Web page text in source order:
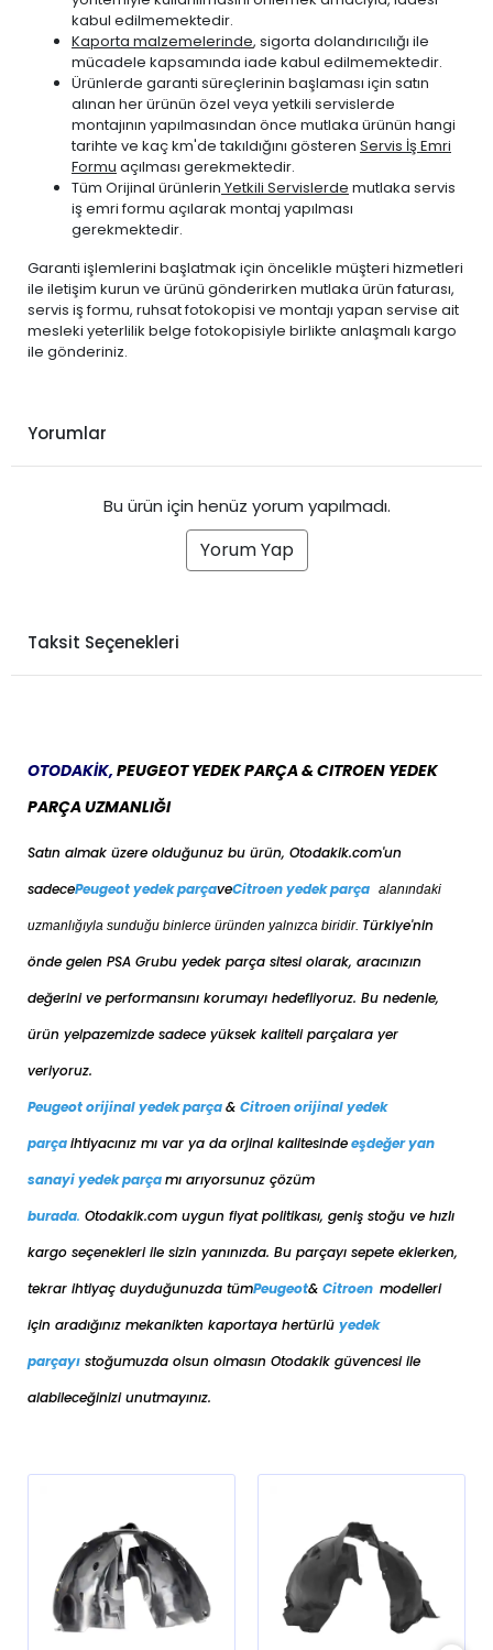
kabul edilmemektedir.
Kaporta malzemelerinde, sigorta dolandırıcılığı ile
mücadele kapsamında iade kabul edilmemektedir.
Ürünlerde garanti süreçlerinin başlaması için satın
alınan her ürünün özel veya yetkili servislerde
montajının yapılmasından önce mutlaka ürünün hangi
tarihte ve kaç km'de takıldığını gösteren Servis İş Emri
Formu açılması gerekmektedir.
Tüm Orijinal ürünlerin Yetkili Servislerde mutlaka servis
iş emri formu açılarak montaj yapılması
gerekmektedir.
Garanti işlemlerini başlatmak için öncelikle müşteri hizmetleri
ile iletişim kurun ve ürünü gönderirken mutlaka ürün faturası,
servis iş formu, ruhsat fotokopisi ve montajı yapan servise ait
mesleki yeterlilik belge fotokopisiyle birlikte anlaşmalı kargo
ile gönderiniz.
Yorumlar
Bu ürün için henüz yorum yapılmadı.
Yorum Yap
Taksit Seçenekleri
OTODAKİK, PEUGEOT YEDEK PARÇA & CITROEN YEDEK
PARÇA UZMANLIĞI
Satın almak üzere olduğunuz bu ürün, Otodakik.com'un
sadecePeugeot yedek parçaveCitroen yedek parça alanındaki
uzmanlığıyla sunduğu binlerce üründen yalnızca biridir. Türkiye'nin
önde gelen PSA Grubu yedek parça sitesi olarak, aracınızın
değerini ve performansını korumayı hedefliyoruz. Bu nedenle,
ürün yelpazemizde sadece yüksek kaliteli parçalara yer
veriyoruz.
Peugeot orijinal yedek parça& Citroen orijinal yedek
parçaihtiyacınız mı var ya da orjinal kalitesindeeşdeğeryan
sanayi yedek parçamı arıyorsunuz çözüm
burada. Otodakik.com uygun fiyat politikası, geniş stoğu ve hızlı
kargo seçenekleri ile sizin yanınızda. Bu parçayı sepete eklerken,
tekrar ihtiyaç duyduğunuzda tümPeugeot& Citroen modelleri
için aradığınız mekanikten kaportaya hertürlü yedek
parçayı stoğumuzda olsun olmasın Otodakik güvencesi ile
alabileceğinizi unutmayınız.